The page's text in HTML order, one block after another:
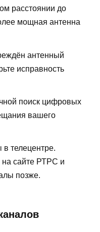
расстоянии до
мощная антенна
антенный
исправность
поиск цифровых
вашего
телецентре.
сайте РТРС и
позже.